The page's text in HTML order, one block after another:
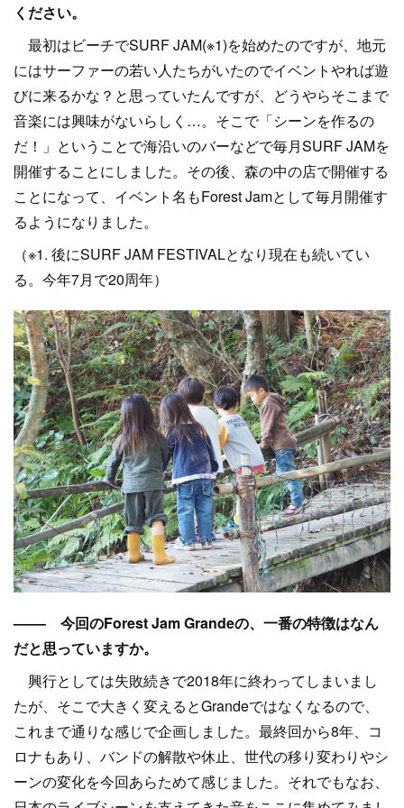
ください。
最初はビーチでSURF JAM(※1)を始めたのですが、地元
にはサーファーの若い人たちがいたのでイベントやれば遊
びに来るかな？と思っていたんですが、どうやらそこまで
音楽には興味がないらしく…。そこで「シーンを作るの
だ！」ということで海沿いのバーなどで毎月SURF JAMを
開催することにしました。その後、森の中の店で開催する
ことになって、イベント名もForest Jamとして毎月開催す
るようになりました。
（※1. 後にSURF JAM FESTIVALとなり現在も続いてい
る。今年7月で20周年）
–––– 今回のForest Jam Grandeの、一番の特徴はなん
だと思っていますか。
興行としては失敗続きで2018年に終わってしまいまし
たが、そこで大きく変えるとGrandeではなくなるので、
これまで通りな感じで企画しました。最終回から8年、コ
ロナもあり、バンドの解散や休止、世代の移り変わりやシ
ーンの変化を今回あらためて感じました。それでもなお、